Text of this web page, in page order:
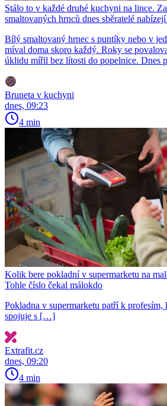
Stálo to v každé druhé kuchyni na lince.
smaltovaných hrnců dnes sběratelé
Bílý smaltovaný hrnec s puntíky nebo v
míval doma skoro každý. Roky se
úklidu mířil bez lítosti do popelnice. Dnes
Bruneta v kuchyni
dnes, 09:23
4 min
Kolik bere pokladní v supermarketu na
Tohle číslo čekal málokdo
Pokladna v supermarketu patří k profesím,
spojuje s […]
Extrafit.cz
dnes, 09:20
4 min